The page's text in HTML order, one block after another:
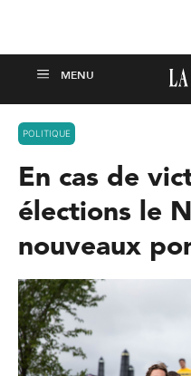
POLITIQUE
En cas de
élections le
nouveaux